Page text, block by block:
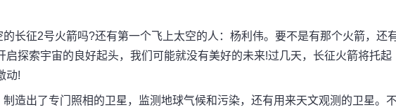
征2号火箭吗?还有第一个飞上太空的人：杨利伟。要不是有那个火箭，还
启探索宇宙的良好起头，我们可能就没有美好的未来!过几天，长征火箭将托起
动!
出了专门照相的卫星，监测地球气候和污染，还有用来天文观测的卫星。